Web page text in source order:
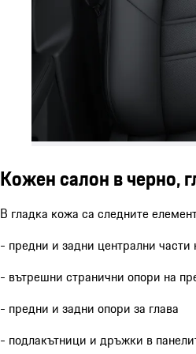
Кожен салон в черно,
В гладка кожа са следните
- предни и задни централни части
- вътрешни странични опори на
- предни и задни опори за глава
- подлакътници и дръжки в